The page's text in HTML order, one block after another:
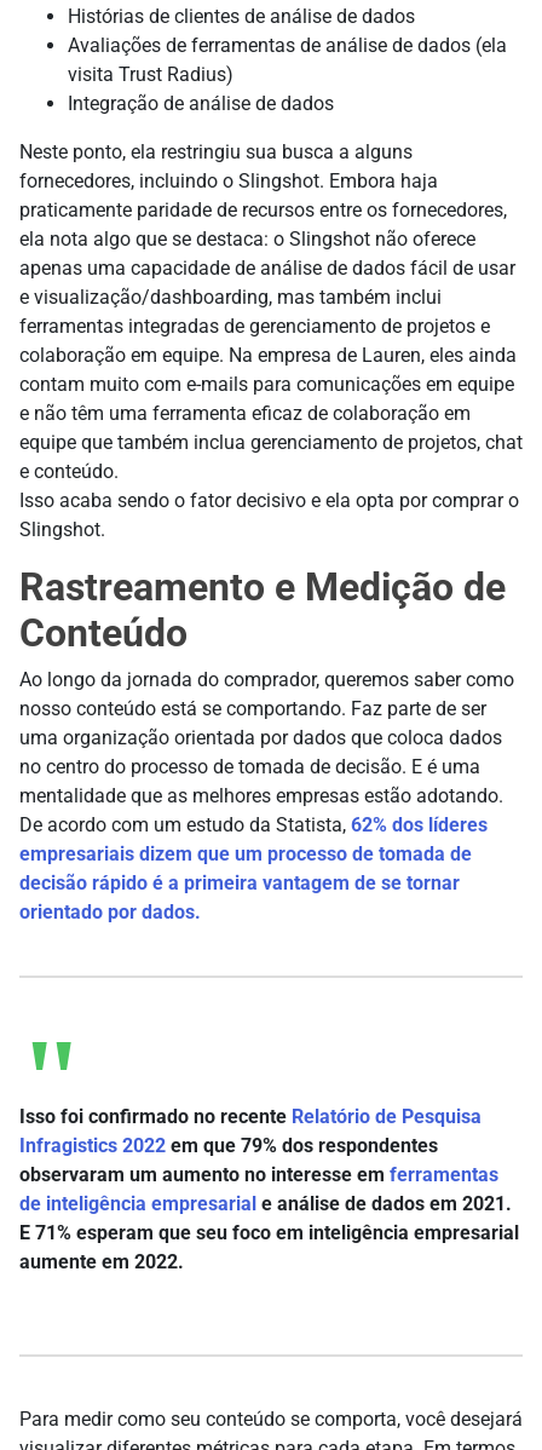
Histórias de clientes de análise de dados
Avaliações de ferramentas de análise de dados (ela
visita Trust Radius)
Integração de análise de dados
Neste ponto, ela restringiu sua busca a alguns
fornecedores, incluindo o Slingshot. Embora haja
praticamente paridade de recursos entre os fornecedores,
ela nota algo que se destaca: o Slingshot não oferece
apenas uma capacidade de análise de dados fácil de usar
e visualização/dashboarding, mas também inclui
ferramentas integradas de gerenciamento de projetos e
colaboração em equipe. Na empresa de Lauren, eles ainda
contam muito com e-mails para comunicações em equipe
e não têm uma ferramenta eficaz de colaboração em
equipe que também inclua gerenciamento de projetos, chat
e conteúdo.
Isso acaba sendo o fator decisivo e ela opta por comprar o
Slingshot.
Rastreamento e Medição de
Conteúdo
Ao longo da jornada do comprador, queremos saber como
nosso conteúdo está se comportando. Faz parte de ser
uma organização orientada por dados que coloca dados
no centro do processo de tomada de decisão. E é uma
mentalidade que as melhores empresas estão adotando.
De acordo com um estudo da Statista, 62% dos líderes
empresariais dizem que um processo de tomada de
decisão rápido é a primeira vantagem de se tornar
orientado por dados.
Isso foi confirmado no recente Relatório de Pesquisa
Infragistics 2022 em que 79% dos respondentes
observaram um aumento no interesse em ferramentas
de inteligência empresarial e análise de dados em 2021.
E 71% esperam que seu foco em inteligência empresarial
aumente em 2022.
Para medir como seu conteúdo se comporta, você desejará